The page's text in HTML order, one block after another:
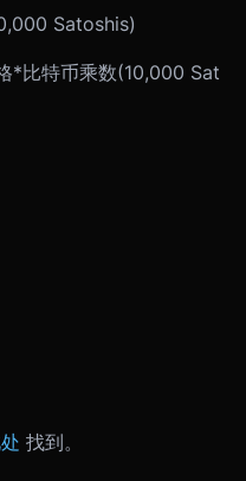
Satoshis)
*比特币乘数(10,000 Sat
找到。